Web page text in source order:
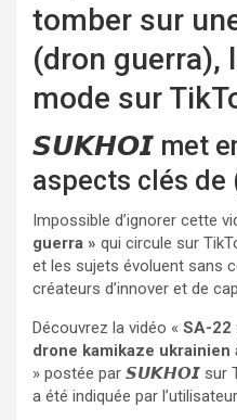
tomber sur
(dron guerra),
mode sur
𝙎𝙐𝙆𝙃𝙊𝙄 met
aspects clés de
Impossible d’ignorer cette
guerra » qui circule sur
et les sujets évoluent sans
créateurs d’innover et de
Découvrez la vidéo « SA-22
drone kamikaze ukrainien
» postée par 𝙎𝙐𝙆𝙃𝙊𝙄 sur
a été indiquée par